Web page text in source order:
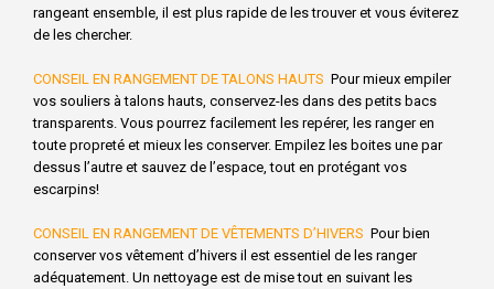
rangeant ensemble, il est plus rapide de les trouver et vous éviterez
de les chercher.
CONSEIL EN RANGEMENT DE TALONS HAUTS Pour mieux empiler
vos souliers à talons hauts, conservez-les dans des petits bacs
transparents. Vous pourrez facilement les repérer, les ranger en
toute propreté et mieux les conserver. Empilez les boites une par
dessus l’autre et sauvez de l’espace, tout en protégant vos
escarpins!
CONSEIL EN RANGEMENT DE VÊTEMENTS D’HIVERS Pour bien
conserver vos vêtement d’hivers il est essentiel de les ranger
adéquatement. Un nettoyage est de mise tout en suivant les